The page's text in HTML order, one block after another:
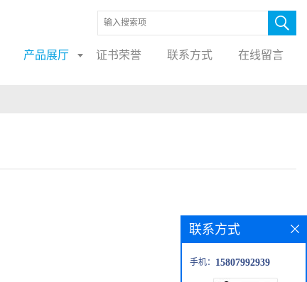
产品展厅 证书荣誉 联系方式 在线留言
联系方式
手机： 15807992939